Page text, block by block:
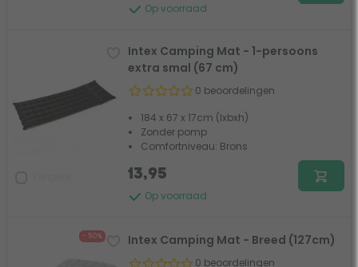
Op voorraad
Intex Camping Mat - 1-persoons
extra smal (67 cm)
0 beoordelingen
184 x 67 x 17cm (lxbxh)
Zonder pomp
Comfortniveau: Brons
Op voorraad
13,95
- 50% Intex Camping Mat - Breed (127cm)
0 beoordelingen